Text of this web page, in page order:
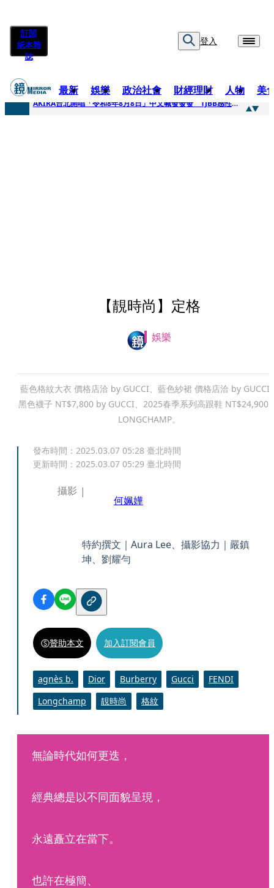
訂閱
紙本雜
誌
登入
最新 娛樂 政治社會 財經理財 人物 美
快訊
AKIRA台北開唱「令和8年8月8日」中文喊發發發 TJBB感性喊「謝謝AKIRA桑」
【靚時尚】定格
娛樂
藍色格紋大衣 價格店洽 by GUCCI、藍色紗裙 價格店洽 by GUCCI
黑色襪子 NT$7,800 by GUCCI、2025春季系列高跟鞋 NT$24,900
LONGCHAMP。
發布時間： 2025.03.07 05:28 臺北時間
更新時間： 2025.03.07 05:29 臺北時間
攝影
何姵嬅
特約撰文｜Aura Lee、攝影協力｜嚴鎮
坤、劉耀勻
贊助本文 加入訂閱會員
agnès b. Dior Burberry Gucci
FENDI
Longchamp
靚時尚 格紋
無論時代如何更迭，
經典總是以不同面貌呈現，
永遠矗立在當下。
也許在極簡、